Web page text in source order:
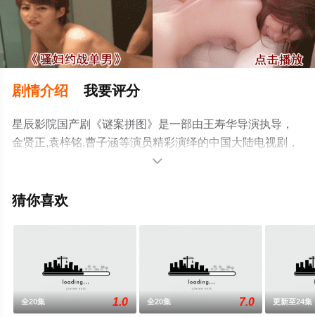
剧情介绍 我要评分
星辰影院国产剧《谜案拼图》是一部由王寿华导演执导，
金贤正,袁梓铭,曹子涵等演员精彩演绎的中国大陆电视剧，
大结局剧情已揭晓（1-1全集），手机免费观看高清无删减
至豆瓣电视剧、电视猫或剧情网等平台了解。

猜你喜欢
全20集 1.0 全20集 7.0 更新至24集